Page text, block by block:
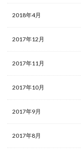
2018年4月
2017年12月
2017年11月
2017年10月
2017年9月
2017年8月